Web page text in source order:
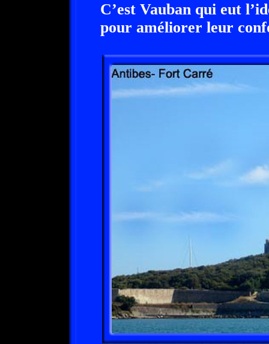
C’est Vauban qui eut
pour améliorer leur